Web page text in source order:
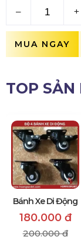
– +
MUA NGAY
TOP SẢN
Bánh Xe Di Động
180.000 đ
200.000 đ